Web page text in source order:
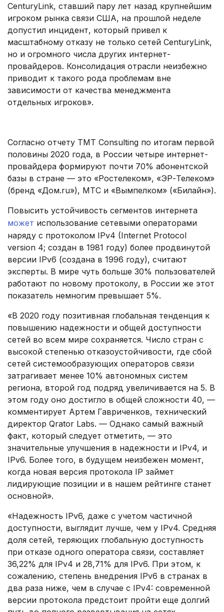
CenturyLink, ставший пару лет назад крупнейшим
игроком рынка связи США, на прошлой неделе
допустил инцидент, который привел к
масштабному отказу не только сетей CenturyLink,
но и огромного числа других интернет-
провайдеров. Консолидация отрасли неизбежно
приводит к такого рода проблемам вне
зависимости от качества менеджмента
отдельных игроков».
Согласно отчету TMT Consulting по итогам первой
половины 2020 года, в России четыре интернет-
провайдера формируют почти 70% абонентской
базы в стране — это «Ростелеком», «ЭР-Телеком»
(бренд «Дом.ru»), МТС и «Вымпелком» («Билайн»).
Повысить устойчивость сегментов интернета
может использование сетевыми операторами
наряду с протоколом IPv4 (Internet Protocol
version 4; создан в 1981 году) более продвинутой
версии IPv6 (создана в 1996 году), считают
эксперты. В мире чуть больше 30% пользователей
работают по новому протоколу, в России же этот
показатель немногим превышает 5%.
«В 2020 году позитивная глобальная тенденция к
повышению надежности и общей доступности
сетей во всем мире сохраняется. Число стран с
высокой степенью отказоустойчивости, где сбой
сетей системообразующих операторов связи
затрагивает менее 10% автономных систем
региона, второй год подряд увеличивается на 5. В
этом году оно достигло в общей сложности 40, —
комментирует Артем Гавриченков, технический
директор Qrator Labs. — Однако самый важный
факт, который следует отметить, — это
значительные улучшения в надежности и IPv4, и
IPv6. Более того, в будущем неизбежен момент,
когда новая версия протокола IP займет
лидирующие позиции и в нашем рейтинге станет
основной».
«Надежность IPv6, даже с учетом частичной
доступности, выглядит лучше, чем у IPv4. Средняя
доля сетей, теряющих глобальную доступность
при отказе одного оператора связи, составляет
36,22% для IPv4 и 28,71% для IPv6. При этом, к
сожалению, степень внедрения IPv6 в странах в
два раза ниже, чем в случае с IPv4: современной
версии протокола предстоит пройти еще долгий